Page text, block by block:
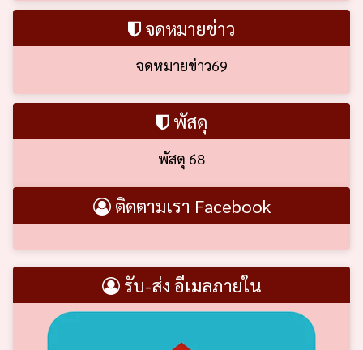
จดหมายข่าว
จดหมายข่าว69
พัสดุ
พัสดุ 68
ติดตามเรา Facebook
รับ-ส่ง อีเมลภายใน